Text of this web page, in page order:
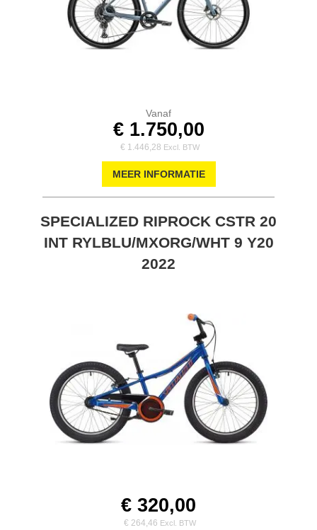
Vanaf
€ 1.750,00
€ 1.446,28
MEER INFORMATIE
SPECIALIZED RIPROCK CSTR 20
INT RYLBLU/MXORG/WHT 9 Y20
2022
€ 320,00
€ 264,46